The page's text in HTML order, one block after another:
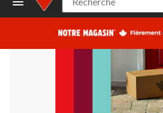
Leduc,
AB,
à
22:00
cliquer
pour
Recherche